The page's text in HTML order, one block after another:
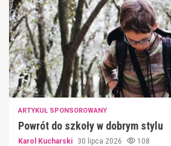
ARTYKUŁ SPONSOROWANY
Powrót do szkoły w dobrym stylu
Karol Kucharski 30 lipca 2026 108